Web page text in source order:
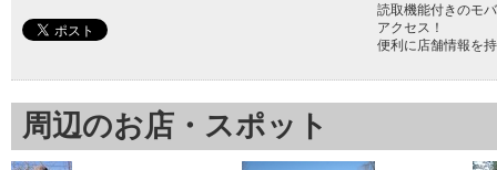
読取機能付きのモ
アクセス！
便利に店舗情報を
周辺のお店・スポット